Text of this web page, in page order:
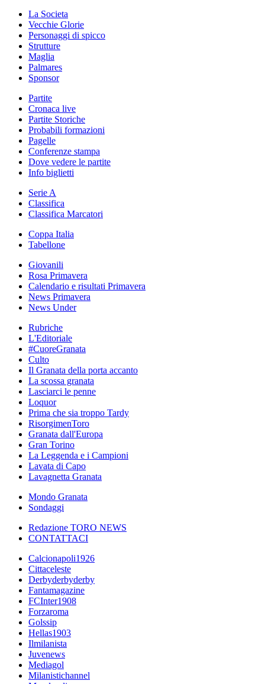
La Societa
Vecchie Glorie
Personaggi di spicco
Strutture
Maglia
Palmares
Sponsor
Partite
Cronaca live
Partite Storiche
Probabili formazioni
Pagelle
Conferenze stampa
Dove vedere le partite
Info biglietti
Serie A
Classifica
Classifica Marcatori
Coppa Italia
Tabellone
Giovanili
Rosa Primavera
Calendario e risultati Primavera
News Primavera
News Under
Rubriche
L'Editoriale
#CuoreGranata
Culto
Il Granata della porta accanto
La scossa granata
Lasciarci le penne
Loquor
Prima che sia troppo Tardy
RisorgimenToro
Granata dall'Europa
Gran Torino
La Leggenda e i Campioni
Lavata di Capo
Lavagnetta Granata
Mondo Granata
Sondaggi
Redazione TORO NEWS
CONTATTACI
Calcionapoli1926
Cittaceleste
Derbyderbyderby
Fantamagazine
FCInter1908
Forzaroma
Golssip
Hellas1903
Ilmilanista
Juvenews
Mediagol
Milanistichannel